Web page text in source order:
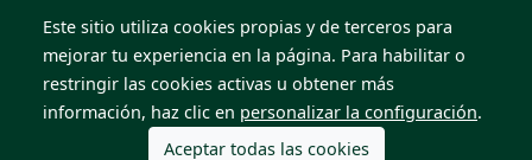
Términos y condiciones
Contacta con nosotros
© 2026 Todos los derechos reservados. Venta de Piezas
2012 S.L.
Este sitio utiliza cookies propias y de terceros para
mejorar tu experiencia en la página. Para habilitar o
restringir las cookies activas u obtener más
información, haz clic en personalizar la configuración.
Aceptar todas las cookies